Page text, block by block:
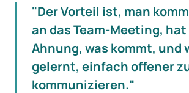
"Der Vorteil ist, man
an das Team-Meeting,
Ahnung, was kommt, und
gelernt, einfach offener
kommunizieren."